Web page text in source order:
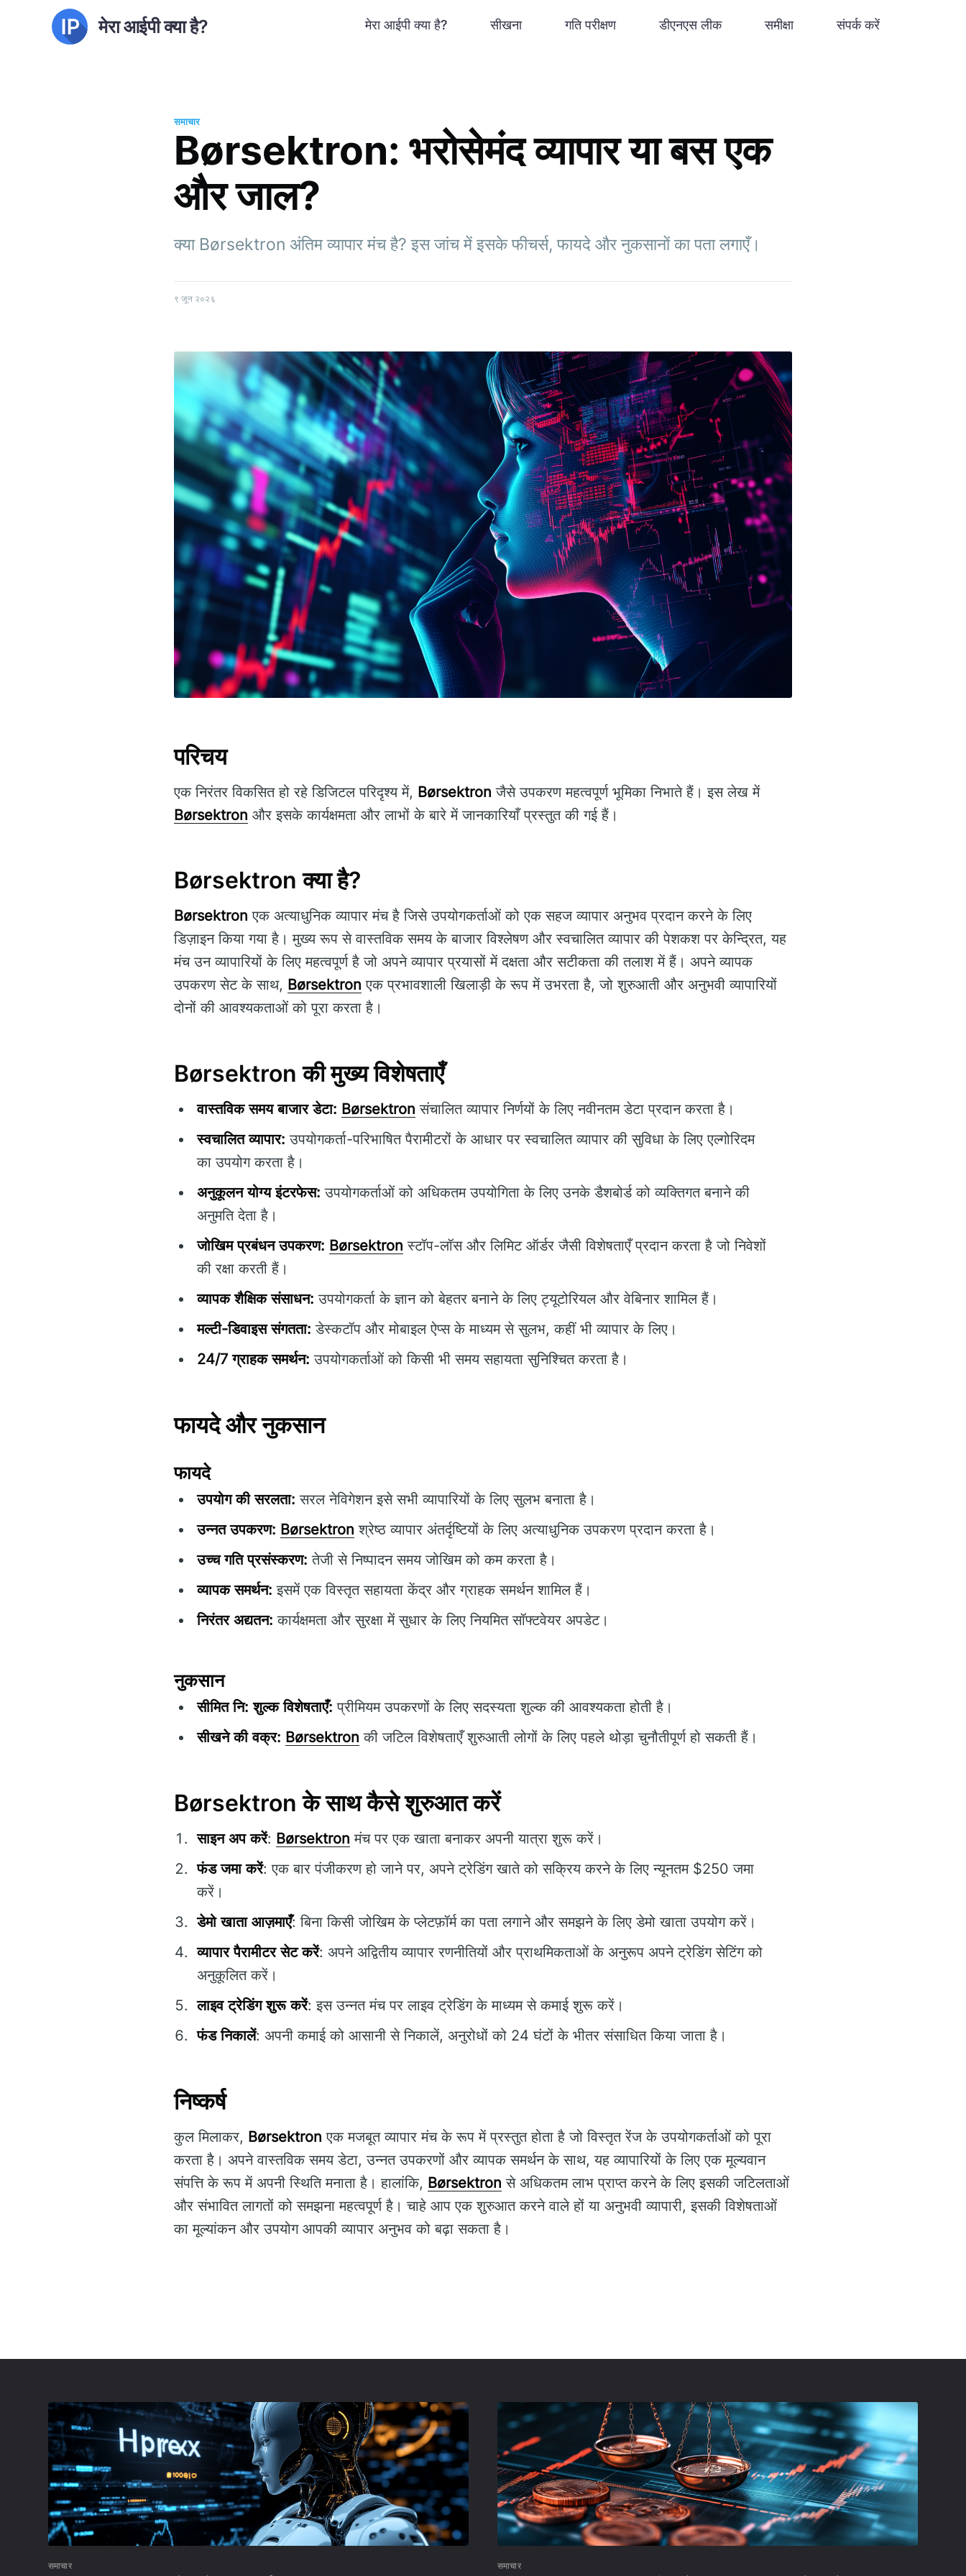
मेरा आईपी क्या है? मेरा आईपी क्या है? सीखना गति परीक्षण डीएनएस लीक समीक्षा संपर्क करें
समाचार
Børsektron: भरोसेमंद व्यापार या बस एक
और जाल?
क्या Børsektron अंतिम व्यापार मंच है? इस जांच में इसके फीचर्स, फायदे और नुकसानों का पता लगाएँ।
९ जून २०२६
परिचय
एक निरंतर विकसित हो रहे डिजिटल परिदृश्य में, Børsektron जैसे उपकरण महत्वपूर्ण भूमिका निभाते हैं। इस लेख में
Børsektron और इसके कार्यक्षमता और लाभों के बारे में जानकारियाँ प्रस्तुत की गई हैं।
Børsektron क्या है?
Børsektron एक अत्याधुनिक व्यापार मंच है जिसे उपयोगकर्ताओं को एक सहज व्यापार अनुभव प्रदान करने के लिए
डिज़ाइन किया गया है। मुख्य रूप से वास्तविक समय के बाजार विश्लेषण और स्वचालित व्यापार की पेशकश पर केन्द्रित, यह
मंच उन व्यापारियों के लिए महत्वपूर्ण है जो अपने व्यापार प्रयासों में दक्षता और सटीकता की तलाश में हैं। अपने व्यापक
उपकरण सेट के साथ, Børsektron एक प्रभावशाली खिलाड़ी के रूप में उभरता है, जो शुरुआती और अनुभवी व्यापारियों
दोनों की आवश्यकताओं को पूरा करता है।
Børsektron की मुख्य विशेषताएँ
वास्तविक समय बाजार डेटा: Børsektron संचालित व्यापार निर्णयों के लिए नवीनतम डेटा प्रदान करता है।
स्वचालित व्यापार: उपयोगकर्ता-परिभाषित पैरामीटरों के आधार पर स्वचालित व्यापार की सुविधा के लिए एल्गोरिदम
का उपयोग करता है।
अनुकूलन योग्य इंटरफेस: उपयोगकर्ताओं को अधिकतम उपयोगिता के लिए उनके डैशबोर्ड को व्यक्तिगत बनाने की
अनुमति देता है।
जोखिम प्रबंधन उपकरण: Børsektron स्टॉप-लॉस और लिमिट ऑर्डर जैसी विशेषताएँ प्रदान करता है जो निवेशों
की रक्षा करती हैं।
व्यापक शैक्षिक संसाधन: उपयोगकर्ता के ज्ञान को बेहतर बनाने के लिए ट्यूटोरियल और वेबिनार शामिल हैं।
मल्टी-डिवाइस संगतता: डेस्कटॉप और मोबाइल ऐप्स के माध्यम से सुलभ, कहीं भी व्यापार के लिए।
24/7 ग्राहक समर्थन: उपयोगकर्ताओं को किसी भी समय सहायता सुनिश्चित करता है।
फायदे और नुकसान
फायदे
उपयोग की सरलता: सरल नेविगेशन इसे सभी व्यापारियों के लिए सुलभ बनाता है।
उन्नत उपकरण: Børsektron श्रेष्ठ व्यापार अंतर्दृष्टियों के लिए अत्याधुनिक उपकरण प्रदान करता है।
उच्च गति प्रसंस्करण: तेजी से निष्पादन समय जोखिम को कम करता है।
व्यापक समर्थन: इसमें एक विस्तृत सहायता केंद्र और ग्राहक समर्थन शामिल हैं।
निरंतर अद्यतन: कार्यक्षमता और सुरक्षा में सुधार के लिए नियमित सॉफ्टवेयर अपडेट।
नुकसान
सीमित नि: शुल्क विशेषताएँ: प्रीमियम उपकरणों के लिए सदस्यता शुल्क की आवश्यकता होती है।
सीखने की वक्र: Børsektron की जटिल विशेषताएँ शुरुआती लोगों के लिए पहले थोड़ा चुनौतीपूर्ण हो सकती हैं।
Børsektron के साथ कैसे शुरुआत करें
साइन अप करें: Børsektron मंच पर एक खाता बनाकर अपनी यात्रा शुरू करें।
फंड जमा करें: एक बार पंजीकरण हो जाने पर, अपने ट्रेडिंग खाते को सक्रिय करने के लिए न्यूनतम $250 जमा
करें।
डेमो खाता आज़माएँ: बिना किसी जोखिम के प्लेटफ़ॉर्म का पता लगाने और समझने के लिए डेमो खाता उपयोग करें।
व्यापार पैरामीटर सेट करें: अपने अद्वितीय व्यापार रणनीतियों और प्राथमिकताओं के अनुरूप अपने ट्रेडिंग सेटिंग को
अनुकूलित करें।
लाइव ट्रेडिंग शुरू करें: इस उन्नत मंच पर लाइव ट्रेडिंग के माध्यम से कमाई शुरू करें।
फंड निकालें: अपनी कमाई को आसानी से निकालें, अनुरोधों को 24 घंटों के भीतर संसाधित किया जाता है।
निष्कर्ष
कुल मिलाकर, Børsektron एक मजबूत व्यापार मंच के रूप में प्रस्तुत होता है जो विस्तृत रेंज के उपयोगकर्ताओं को पूरा
करता है। अपने वास्तविक समय डेटा, उन्नत उपकरणों और व्यापक समर्थन के साथ, यह व्यापारियों के लिए एक मूल्यवान
संपत्ति के रूप में अपनी स्थिति मनाता है। हालांकि, Børsektron से अधिकतम लाभ प्राप्त करने के लिए इसकी जटिलताओं
और संभावित लागतों को समझना महत्वपूर्ण है। चाहे आप एक शुरुआत करने वाले हों या अनुभवी व्यापारी, इसकी विशेषताओं
का मूल्यांकन और उपयोग आपकी व्यापार अनुभव को बढ़ा सकता है।
समाचार समाचार